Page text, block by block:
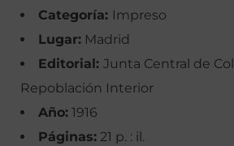
Categoría: Impreso
Lugar: Madrid
Editorial: Junta Central de
Repoblación Interior
Año: 1916
Páginas: 21 p. : il.